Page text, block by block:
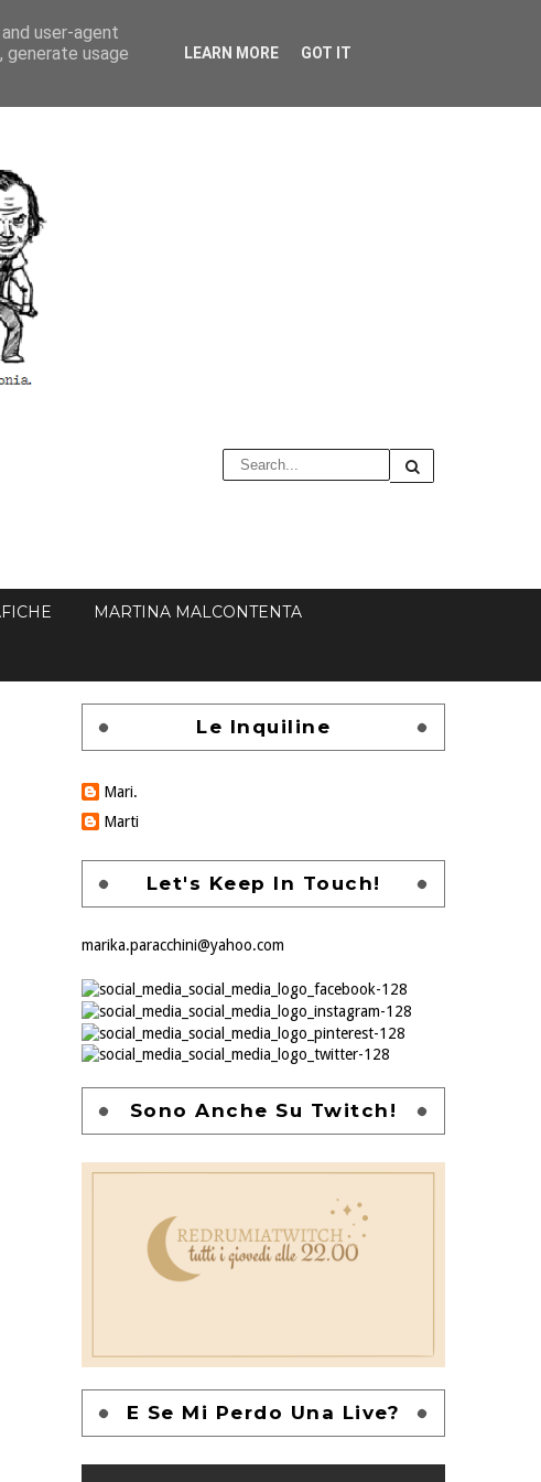
MARTINA MALCONTENTA
Le Inquiline
Mari.
Marti
Let's Keep In Touch!
marika.paracchini@yahoo.com
Sono Anche Su Twitch!
E Se Mi Perdo Una Live?
user-agent
usage
LEARN MORE GOT IT